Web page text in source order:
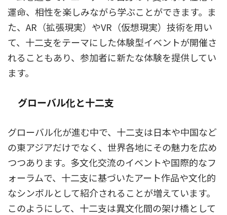
運命、相性を楽しみながら学ぶことができます。ま
た、AR（拡張現実）やVR（仮想現実）技術を用い
て、十二支をテーマにした体験型イベントが開催さ
れることもあり、参加者に新たな体験を提供してい
ます。
グローバル化と十二支
グローバル化が進む中で、十二支は日本や中国など
の東アジアだけでなく、世界各地にその魅力を広め
つつあります。多文化交流のイベントや国際的なフ
ォーラムで、十二支に基づいたアート作品や文化的
なシンボルとして紹介されることが増えています。
このようにして、十二支は異文化間の架け橋として